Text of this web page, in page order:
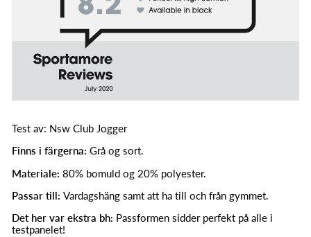
Test av: Nsw Club Jogger
Finns i färgerna: Grå og sort.
Materiale: 80% bomuld og 20% polyester.
Passar till: Vardagshäng samt att ha till och från gymmet.
Det her var ekstra bh: Passformen sidder perfekt på alle i
testpanelet!